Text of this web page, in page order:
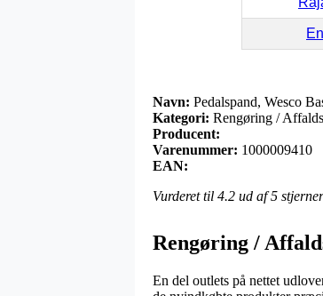
Navn: Pedalspand, Wesco
Kategori: Rengøring /
Producent:
Varenummer: 1000009410
EAN:
Vurderet til 4.2 ud af 5
Rengøring /
En del outlets på nettet